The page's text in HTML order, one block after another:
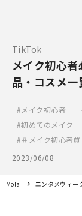
TikTok
メイク初心
品・コスメ一
メイク初心者
初めてのメイク
＃メイク初心者
2023/06/08
Mola エンタメウィー